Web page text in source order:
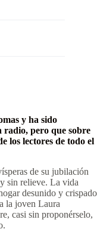
y ha sido
radio, pero que sobre
los lectores de todo el
de su jubilación
sin relieve. La vida
desunido y crispado
la joven Laura
casi sin proponérselo,